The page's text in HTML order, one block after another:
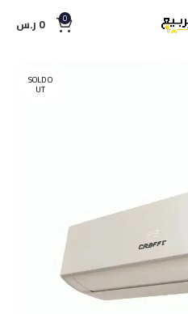
0
0 ر.س
SOLD O
UT